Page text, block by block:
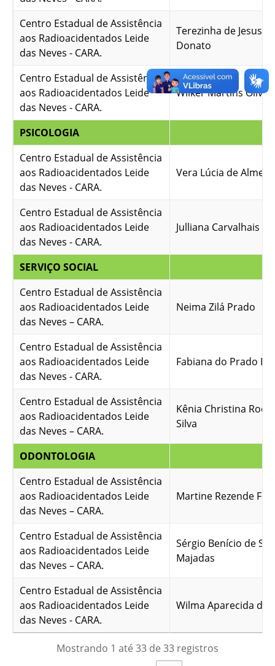
Centro Estadual de Assistência
aos Radioacidentados Leide
das Neves - CARA.
Terezinha de Jesus
Donato
Centro Estadual de Assistência
aos Radioacidentados Leide
das Neves - CARA.
Wilker Martins
PSICOLOGIA
Centro Estadual de Assistência
aos Radioacidentados Leide
das Neves - CARA.
Vera Lúcia de
Centro Estadual de Assistência
aos Radioacidentados Leide
das Neves - CARA.
Julliana Carvalhais
SERVIÇO SOCIAL
Centro Estadual de Assistência
aos Radioacidentados Leide
das Neves – CARA.
Neima Zilá Prado
Centro Estadual de Assistência
aos Radioacidentados Leide
das Neves - CARA.
Fabiana do Prado
Centro Estadual de Assistência
aos Radioacidentados Leide
das Neves – CARA.
Kênia Christina
Silva
ODONTOLOGIA
Centro Estadual de Assistência
aos Radioacidentados Leide
das Neves – CARA.
Martine Rezende F.
Centro Estadual de Assistência
aos Radioacidentados Leide
das Neves – CARA.
Sérgio Benício de
Majadas
Centro Estadual de Assistência
aos Radioacidentados Leide
das Neves - CARA.
Wilma Aparecida de
Mostrando 1 até 33 de 33 registros